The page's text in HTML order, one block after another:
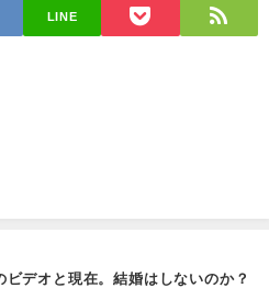
LINE
ビデオと現在。結婚はしないのか？